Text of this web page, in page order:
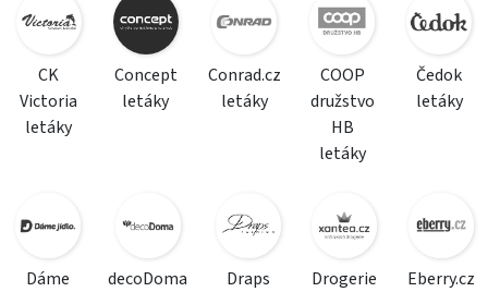
CK
Victoria
letáky
Concept
letáky
Conrad.cz
letáky
COOP
družstvo
HB
letáky
Čedok
letáky
Dáme
decoDoma
Draps
Drogerie
Eberry.cz